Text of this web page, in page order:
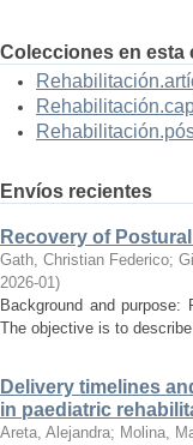
Colecciones en esta
Envíos recientes
Recovery of
Gath, Christian Federico;
2026-01)
Background and
The objective is to
Delivery timelines
in paediatric
Areta, Alejandra; Molina,